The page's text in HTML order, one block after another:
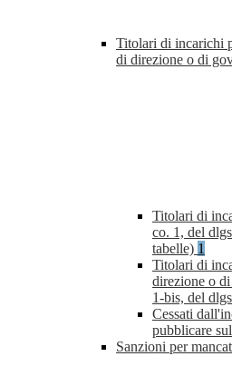
Titolari di incarichi
di direzione o di
Titolari di
co. 1, del
tabelle) 1
Titolari di
direzione o
1-bis, del
Cessati
pubblicare
Sanzioni per